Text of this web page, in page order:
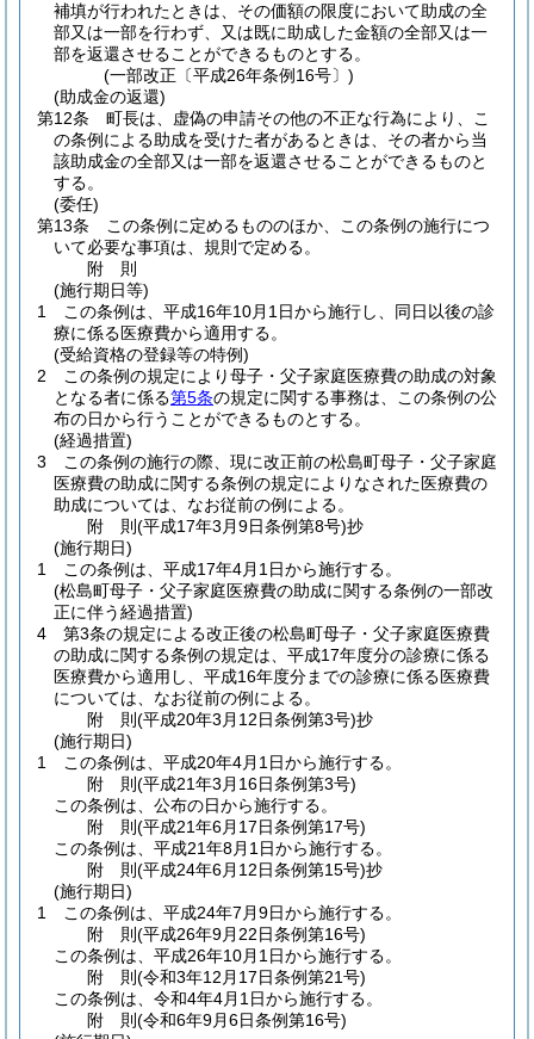
補填が行われたときは、その価額の限度において助成の全
部又は一部を行わず、又は既に助成した金額の全部又は一
部を返還させることができるものとする。
(一部改正〔平成26年条例16号〕)
(助成金の返還)
第12条
町長は、虚偽の申請その他の不正な行為により、こ
の条例による助成を受けた者があるときは、その者から当
該助成金の全部又は一部を返還させることができるものと
する。
(委任)
第13条
この条例に定めるもののほか、この条例の施行につ
いて必要な事項は、規則で定める。
附 則
(施行期日等)
1
この条例は、平成16年10月1日から施行し、同日以後の診
療に係る医療費から適用する。
(受給資格の登録等の特例)
2
この条例の規定により母子・父子家庭医療費の助成の対象
となる者に係る第5条の規定に関する事務は、この条例の公
布の日から行うことができるものとする。
(経過措置)
3
この条例の施行の際、現に改正前の松島町母子・父子家庭
医療費の助成に関する条例の規定によりなされた医療費の
助成については、なお従前の例による。
附 則(平成17年3月9日条例第8号)抄
(施行期日)
1
この条例は、平成17年4月1日から施行する。
(松島町母子・父子家庭医療費の助成に関する条例の一部改
正に伴う経過措置)
4
第3条の規定による改正後の松島町母子・父子家庭医療費
の助成に関する条例の規定は、平成17年度分の診療に係る
医療費から適用し、平成16年度分までの診療に係る医療費
については、なお従前の例による。
附 則(平成20年3月12日条例第3号)抄
(施行期日)
1
この条例は、平成20年4月1日から施行する。
附 則(平成21年3月16日条例第3号)
この条例は、公布の日から施行する。
附 則(平成21年6月17日条例第17号)
この条例は、平成21年8月1日から施行する。
附 則(平成24年6月12日条例第15号)抄
(施行期日)
1
この条例は、平成24年7月9日から施行する。
附 則(平成26年9月22日条例第16号)
この条例は、平成26年10月1日から施行する。
附 則(令和3年12月17日条例第21号)
この条例は、令和4年4月1日から施行する。
附 則(令和6年9月6日条例第16号)